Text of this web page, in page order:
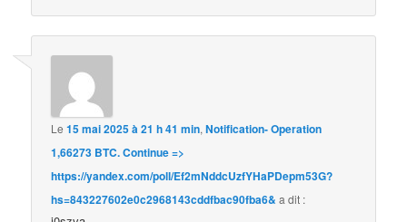
Le15 mai 2025 à 21 h 41 min,Notification- Operation
1,66273 BTC. Continue =>
https://yandex.com/poll/Ef2mNddcUzfYHaPDepm53G?
hs=843227602e0c2968143cddfbac90fba6& a dit :